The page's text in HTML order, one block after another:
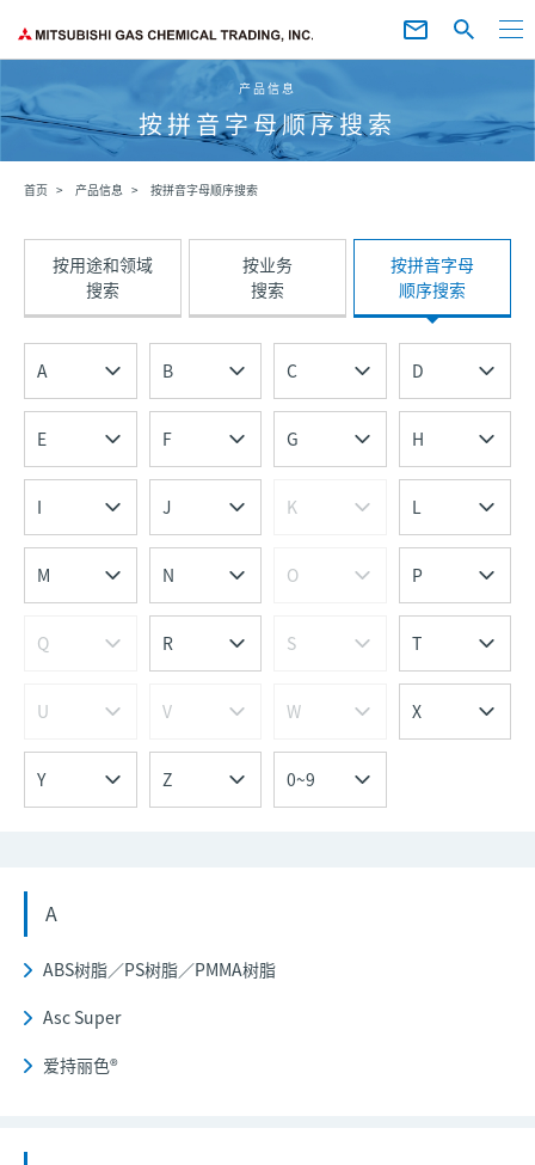
产品信息
按拼音字母顺序搜索
首页 产品信息 按拼音字母顺序搜索
按用途和领域
搜索
按业务
搜索
按拼音字母
顺序搜索
A B C D
E F G H
I J K L
M N O P
Q R S T
U V W X
Y Z 0~9
A
ABS树脂／PS树脂／PMMA树脂
Asc Super
爱持丽色®